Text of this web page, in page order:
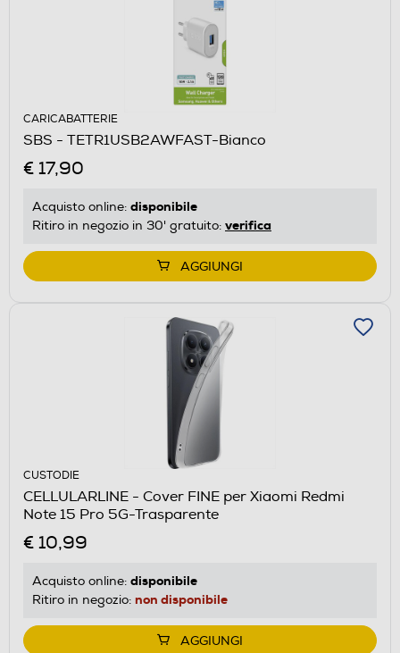
CARICABATTERIE
SBS - TETR1USB2AWFAST-Bianco
€ 17,90
Acquisto online: disponibile
Ritiro in negozio in 30' gratuito: verifica
AGGIUNGI
CUSTODIE
CELLULARLINE - Cover FINE per Xiaomi Redmi
Note 15 Pro 5G-Trasparente
€ 10,99
Acquisto online: disponibile
Ritiro in negozio: non disponibile
AGGIUNGI